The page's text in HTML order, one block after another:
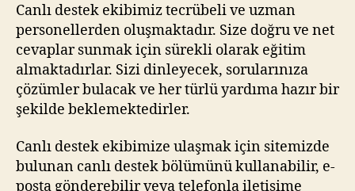
Canlı destek ekibimiz tecrübeli ve uzman
personellerden oluşmaktadır. Size doğru ve net
cevaplar sunmak için sürekli olarak eğitim
almaktadırlar. Sizi dinleyecek, sorularınıza
çözümler bulacak ve her türlü yardıma hazır bir
şekilde beklemektedirler.
Canlı destek ekibimize ulaşmak için sitemizde
bulunan canlı destek bölümünü kullanabilir, e-
posta gönderebilir veya telefonla iletişime